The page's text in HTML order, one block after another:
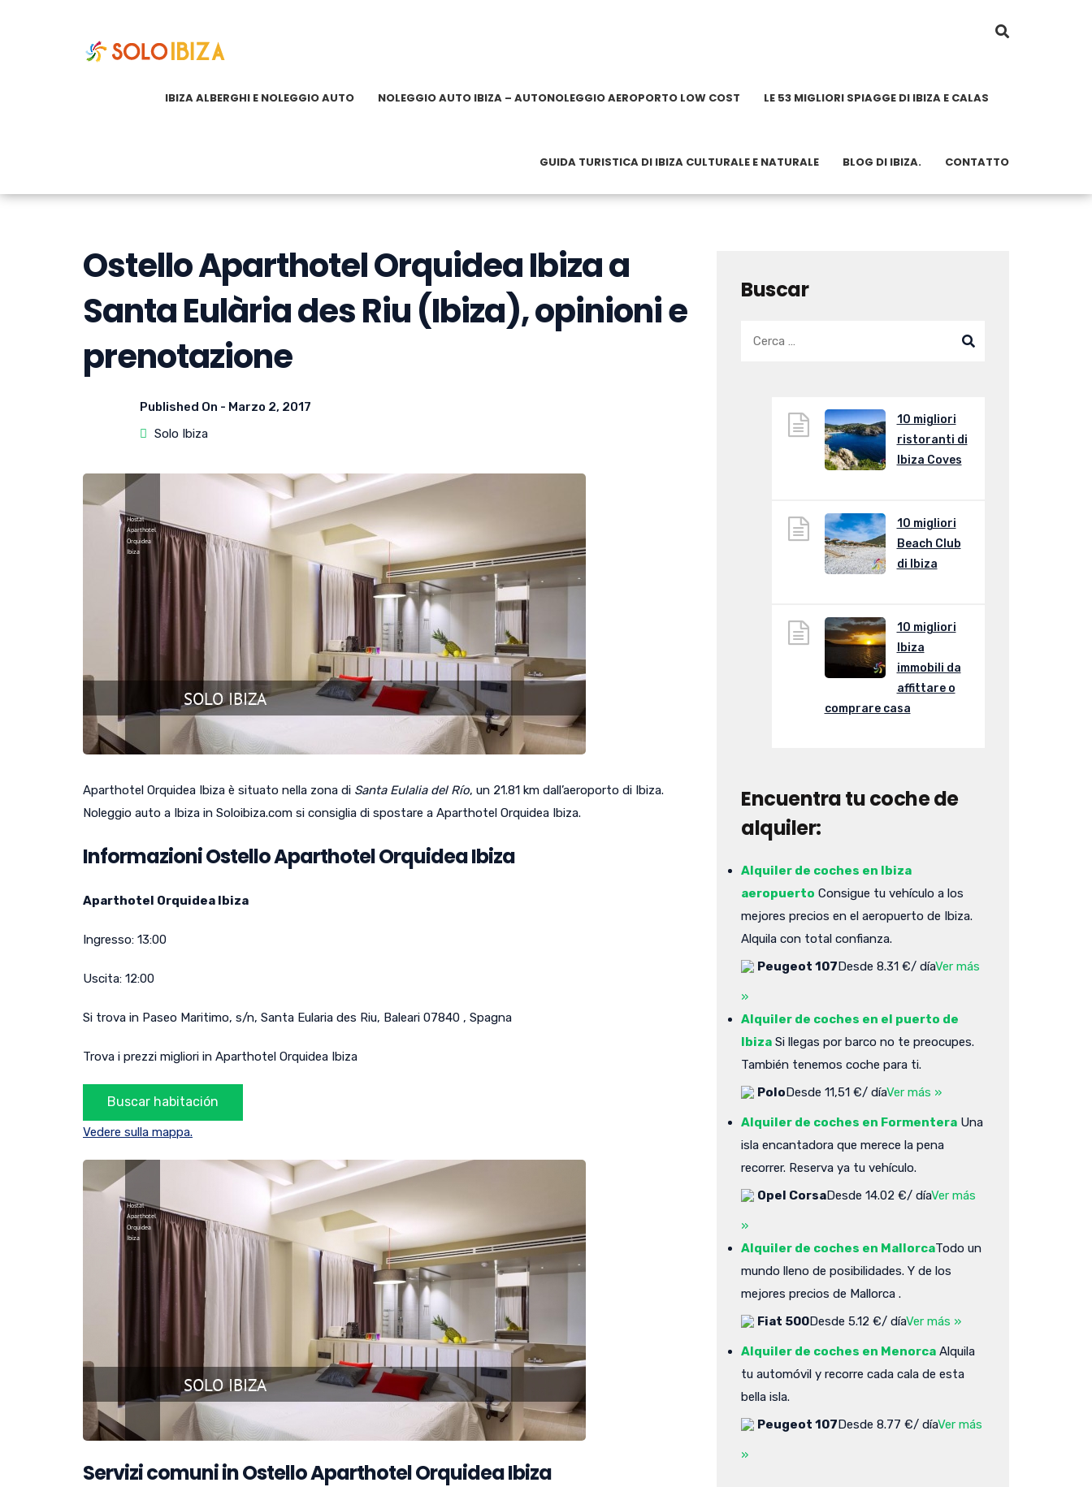
IBIZA ALBERGHI E NOLEGGIO AUTO NOLEGGIO AUTO IBIZA – AUTONOLEGGIO AEROPORTO LOW COST LE 53 MIGLIORI SPIAGGE DI IBIZA E CALAS
GUIDA TURISTICA DI IBIZA CULTURALE E NATURALE BLOG DI IBIZA. CONTATTO
Ostello Aparthotel Orquidea Ibiza a
Santa Eulària des Riu (Ibiza), opinioni e
prenotazione
Published On - Marzo 2, 2017
Solo Ibiza
Aparthotel Orquidea Ibiza è situato nella zona di Santa Eulalia del Río, un 21.81 km dall’aeroporto di Ibiza.
Noleggio auto a Ibiza in Soloibiza.com si consiglia di spostare a Aparthotel Orquidea Ibiza.
Informazioni Ostello Aparthotel Orquidea Ibiza
Aparthotel Orquidea Ibiza
Ingresso: 13:00
Uscita: 12:00
Si trova in Paseo Maritimo, s/n, Santa Eularia des Riu, Baleari 07840 , Spagna
Trova i prezzi migliori in Aparthotel Orquidea Ibiza
Vedere sulla mappa.
Servizi comuni in Ostello Aparthotel Orquidea Ibiza
Buscar
10 migliori
ristoranti di
Ibiza Coves
10 migliori
Beach Club
di Ibiza
10 migliori
Ibiza
immobili da
affittare o
comprare casa
Encuentra tu coche de
alquiler:
Alquiler de coches en Ibiza
aeropuerto Consigue tu vehículo a los
mejores precios en el aeropuerto de Ibiza.
Alquila con total confianza.
Peugeot 107Desde 8.31 €/ díaVer más
»
Alquiler de coches en el puerto de
Ibiza Si llegas por barco no te preocupes.
También tenemos coche para ti.
PoloDesde 11,51 €/ díaVer más »
Alquiler de coches en Formentera Una
isla encantadora que merece la pena
recorrer. Reserva ya tu vehículo.
Opel CorsaDesde 14.02 €/ díaVer más
»
Alquiler de coches en MallorcaTodo un
mundo lleno de posibilidades. Y de los
mejores precios de Mallorca .
Fiat 500Desde 5.12 €/ díaVer más »
Alquiler de coches en Menorca Alquila
tu automóvil y recorre cada cala de esta
bella isla.
Peugeot 107Desde 8.77 €/ díaVer más
»